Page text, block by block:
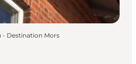
- Destination Mors